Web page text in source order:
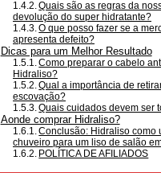
Quais são as regras da
devolução do super hidratante?
O que posso fazer se a
apresenta defeito?
Dicas para um Melhor Resultado
Como preparar o cabelo
Hidraliso?
Qual a importância de
escovação?
Quais cuidados devem ser
Aonde comprar Hidraliso?
Conclusão: Hidraliso como
chuveiro para um liso de salão
POLÍTICA DE AFILIADOS